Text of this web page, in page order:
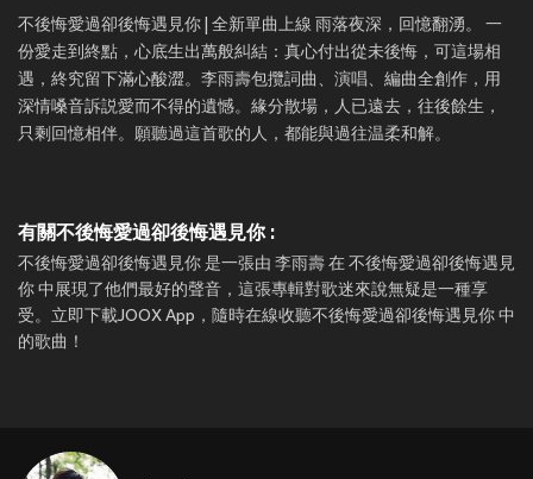
不後悔愛過卻後悔遇見你 | 全新單曲上線 雨落夜深，回憶翻湧。 一
份愛走到終點，心底生出萬般糾結：真心付出從未後悔，可這場相
遇，終究留下滿心酸澀。李雨壽包攬詞曲、演唱、編曲全創作，用
深情嗓音訴説愛而不得的遺憾。緣分散場，人已遠去，往後餘生，
只剩回憶相伴。願聽過這首歌的人，都能與過往温柔和解。
有關不後悔愛過卻後悔遇見你 :
不後悔愛過卻後悔遇見你 是一張由 李雨壽 在 不後悔愛過卻後悔遇見
你 中展現了他們最好的聲音，這張專輯對歌迷來說無疑是一種享
受。立即下載JOOX App，隨時在線收聽不後悔愛過卻後悔遇見你 中
的歌曲！